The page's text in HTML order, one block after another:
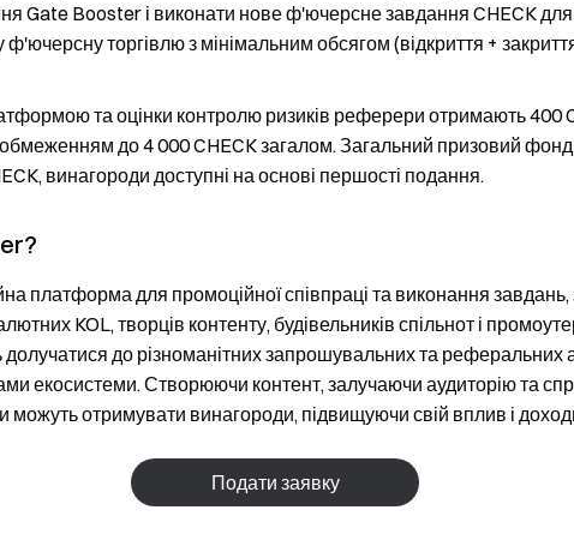
Gate Booster і виконати нове ф'ючерсне завдання CHECK для
торгівлю з мінімальним обсягом (відкриття +
та оцінки контролю ризиків реферери отримають 400
до 4 000 CHECK загалом. Загальний призовий фонд
винагороди доступні на основі першості подання.
платформа для промоційної співпраці та виконання
KOL, творців контенту, будівельників спільнот і
до різноманітних запрошувальних та реферальних
екосистеми. Створюючи контент, залучаючи аудиторію та
можуть отримувати винагороди, підвищуючи свій вплив і
Подати заявку